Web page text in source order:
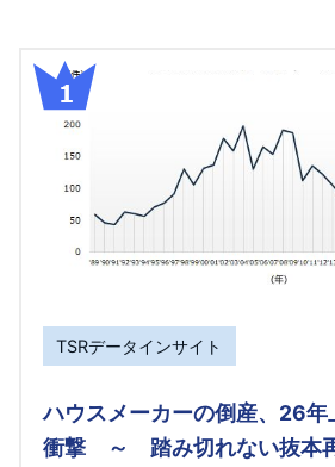
TSRデータインサイト
ハウスメーカーの倒産、26
衝撃 ～ 踏み切れない抜本